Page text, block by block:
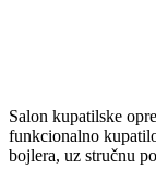
Salon kupatilske
funkcionalno
bojlera, uz stručnu